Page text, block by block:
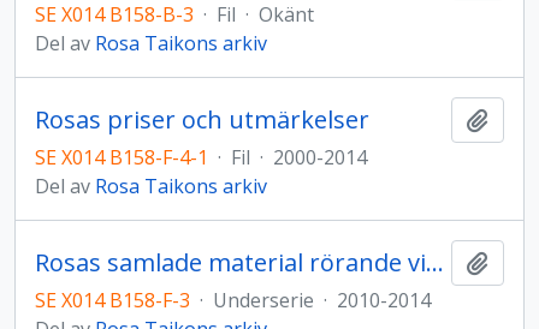
SE X014 B158-B-3 · Fil · Okänt
Del av Rosa Taikons arkiv
Rosas priser och utmärkelser
SE X014 B158-F-4-1 · Fil · 2000-2014
Del av Rosa Taikons arkiv
Rosas samlade material rörande vitboken om romer
SE X014 B158-F-3 · Underserie · 2010-2014